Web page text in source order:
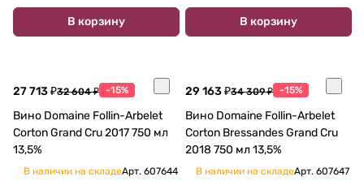
В корзину В корзину
27 713 ₽32 604 ₽ -15%
Вино Domaine Follin-Arbelet
Corton Grand Cru 2017 750 мл
13,5%
В наличии на складеАрт. 607644
29 163 ₽34 309 ₽ -15%
Вино Domaine Follin-Arbelet
Corton Bressandes Grand Cru
2018 750 мл 13,5%
В наличии на складеАрт. 607647